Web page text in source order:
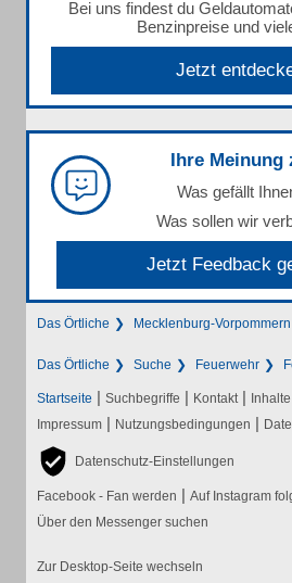
Bei uns findest du
Benzinpreise und
Jetzt
Ihre Meinung
Was gefällt
Was sollen wir
Jetzt Feedback
Das Örtliche Mecklenburg-Vorpommern
Das Örtliche Suche Feuerwehr
Startseite | Suchbegriffe | Kontakt |
Impressum | Nutzungsbedingungen |
Datenschutz-Einstellungen
Facebook - Fan werden | Auf Instagram
Über den Messenger suchen
Zur Desktop-Seite wechseln